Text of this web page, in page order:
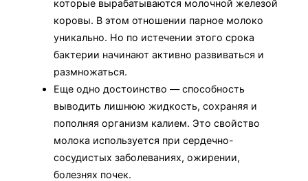
которые вырабатываются молочной железой
коровы. В этом отношении парное молоко
уникально. Но по истечении этого срока
бактерии начинают активно развиваться и
размножаться.
Еще одно достоинство — способность
выводить лишнюю жидкость, сохраняя и
пополняя организм калием. Это свойство
молока используется при сердечно-
сосудистых заболеваниях, ожирении,
болезнях почек.